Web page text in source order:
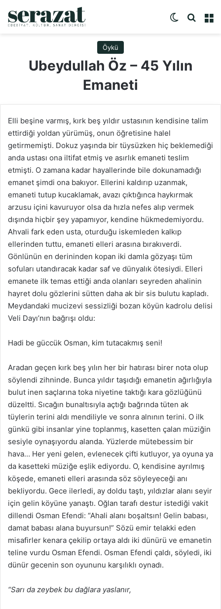
Dış
Öykü
Ubeydullah Öz – 45 Yılın
Emaneti
Elli beşine varmış, kırk beş yıldır ustasının kendisine talim
ettirdiği yoldan yürümüş, onun öğretisine halel
getirmemişti. Dokuz yaşında bir tüysüzken hiç beklemediği
anda ustası ona iltifat etmiş ve asırlık emaneti teslim
etmişti. O zamana kadar hayallerinde bile dokunamadığı
emanet şimdi ona bakıyor. Ellerini kaldırıp uzanmak,
emaneti tutup kucaklamak, avazı çıktığınca haykırmak
arzusu içini kavuruyor olsa da hızla nefes alıp vermek
dışında hiçbir şey yapamıyor, kendine hükmedemiyordu.
Ahvali fark eden usta, oturduğu iskemleden kalkıp
ellerinden tuttu, emaneti elleri arasına bırakıverdi.
Gönlünün en derininden kopan iki damla gözyaşı tüm
sofuları utandıracak kadar saf ve dünyalık ötesiydi. Elleri
emanete ilk temas ettiği anda olanları seyreden ahalinin
hayret dolu gözlerini sütten daha ak bir sis bulutu kapladı.
Meydandaki mucizevi sessizliği bozan köyün kadrolu delisi
Veli Dayı’nın bağrışı oldu:
Hadi be güccük Osman, kim tutacakmış seni!
Aradan geçen kırk beş yılın her bir hatırası birer nota olup
söylendi zihninde. Bunca yıldır taşıdığı emanetin ağırlığıyla
bulut inen saçlarına toka niyetine taktığı kara gözlüğünü
düzeltti. Sıcağın bunaltısıyla açtığı bağrında tüten ak
tüylerin terini aldı mendiliyle ve sonra alnının terini. O ilk
günkü gibi insanlar yine toplanmış, kasetten çalan müziğin
sesiyle oynaşıyordu alanda. Yüzlerde mütebessim bir
hava… Her yeni gelen, evlenecek çifti kutluyor, ya oyuna ya
da kasetteki müziğe eşlik ediyordu. O, kendisine ayrılmış
köşede, emaneti elleri arasında söz söyleyeceği anı
bekliyordu. Gece ilerledi, ay doldu taştı, yıldızlar alanı seyir
için gelin köyüne yanaştı. Oğlan tarafı destur istediği vakit
dillendi Osman Efendi: “Ahali alanı boşaltsın! Gelin babası,
damat babası alana buyursun!” Sözü emir telakki eden
misafirler kenara çekilip ortaya aldı iki dünürü ve emanetin
teline vurdu Osman Efendi. Osman Efendi çaldı, söyledi, iki
dünür gecenin son oyununu karşılıklı oynadı.
“Sarı da zeybek bu dağlara yaslanır,